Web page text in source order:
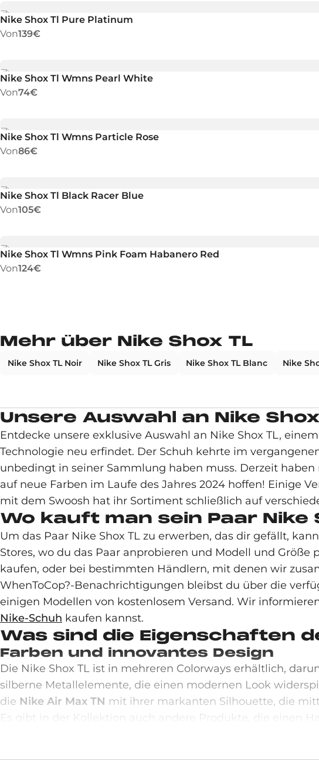
Nike Shox Tl Pure Platinum
Von139€
Nike Shox Tl Wmns Pearl White
Von74€
Nike Shox Tl Wmns Particle Rose
Von86€
Nike Shox Tl Black Racer Blue
Von105€
Nike Shox Tl Wmns Pink Foam Habanero Red
Von124€
Mehr über Nike Shox TL
Nike Shox TL Noir Nike Shox TL Gris Nike Shox TL Blanc Nike
Unsere Auswahl an Nike
Entdecke unsere exklusive Auswahl an Nike Shox TL,
Technologie neu erfindet. Der Schuh kehrte im
unbedingt in seiner Sammlung haben muss. Derzeit
auf neue Farben im Laufe des Jahres 2024 hoffen! Einige
mit dem Swoosh hat ihr Sortiment schließlich auf
Wo kauft man sein Paar Nike
Um das Paar Nike Shox TL zu erwerben, das dir gefällt,
Stores, wo du das Paar anprobieren und Modell und
kaufen, oder bei bestimmten Händlern, mit denen wir
WhenToCop?-Benachrichtigungen bleibst du über die
einigen Modellen von kostenlosem Versand. Wir
Nike-Schuh kaufen kannst.
Was sind die Eigenschaften
Farben und innovantes Design
Die Nike Shox TL ist in mehreren Colorways erhältlich,
silberne Metallelemente, die einen modernen Look
die Nike Air Max TN mit ihrer markanten Silhouette, die
Es gibt in der Kollektion auch andere Produkte, die einen